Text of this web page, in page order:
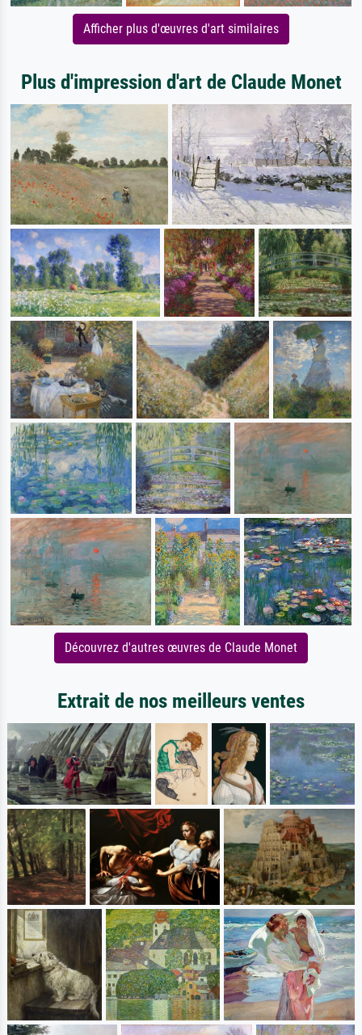
Afficher plus d'œuvres d'art similaires
Plus d'impression d'art de Claude Monet
Découvrez d'autres œuvres de Claude Monet
Extrait de nos meilleurs ventes